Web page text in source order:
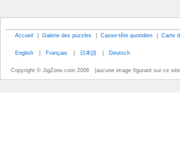
Accueil | Galerie des puzzles | Casse-tête quotidien | Carte
English | Français | 日本語 | Deutsch
Copyright © JigZone.com 2006 (aucune image figurant sur ce